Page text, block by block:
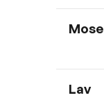
Mose
Lav